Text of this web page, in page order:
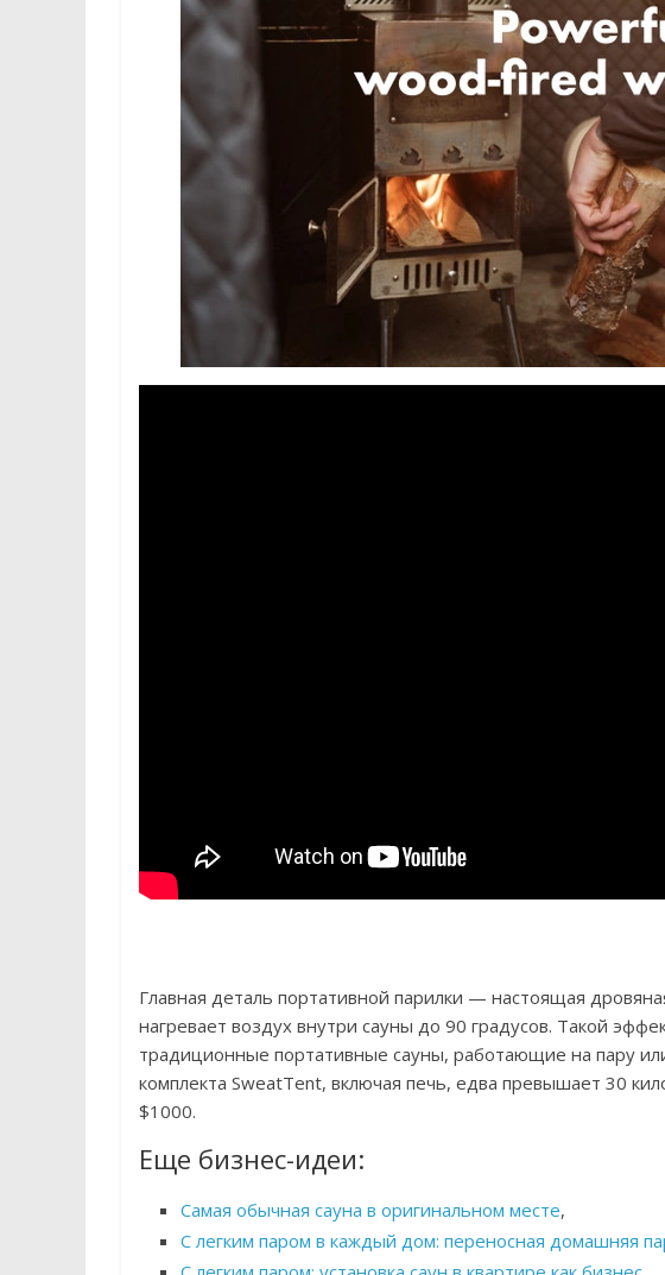
Главная деталь портативной парилки — настоящая
нагревает воздух внутри сауны до 90 градусов. Такой
традиционные портативные сауны, работающие на пару
комплекта SweatTent, включая печь, едва превышает 30
$1000.
Еще бизнес-идеи:
Самая обычная сауна в оригинальном месте,
С легким паром в каждый дом: переносная домашняя